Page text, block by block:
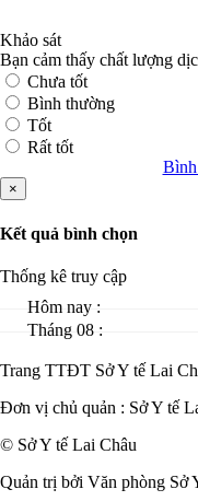
Khảo sát
Bạn cảm thấy chất lượng
Chưa tốt
Bình thường
Tốt
Rất tốt
×
Kết quả bình chọn
Thống kê truy cập
Hôm nay :
Tháng 08 :
Trang TTĐT Sở Y tế Lai
Đơn vị chủ quản : Sở Y tế
© Sở Y tế Lai Châu
Quản trị bởi Văn phòng Sở